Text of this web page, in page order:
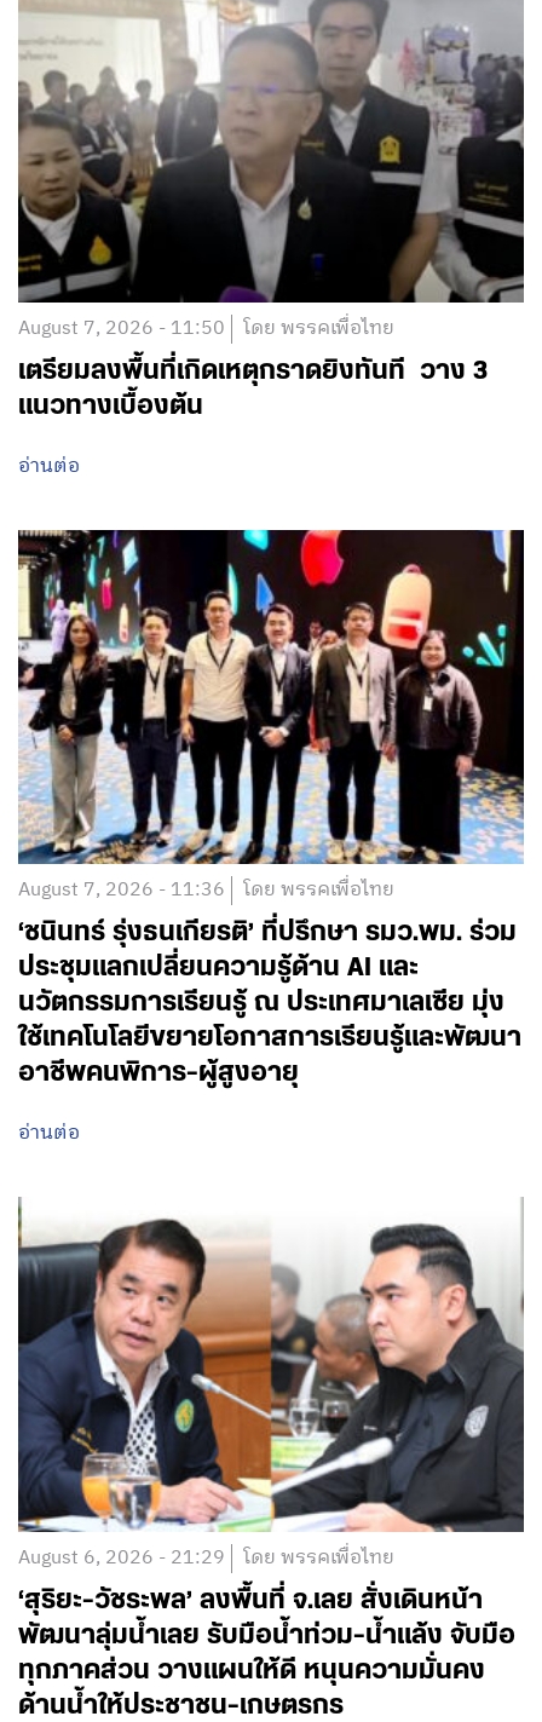
August 7, 2026 - 11:50 โดย พรรคเพื่อไทย
เตรียมลงพื้นที่เกิดเหตุกราดยิงทันที วาง 3
แนวทางเบื้องต้น
อ่านต่อ
August 7, 2026 - 11:36 โดย พรรคเพื่อไทย
‘ชนินทร์ รุ่งธนเกียรติ’ ที่ปรึกษา รมว.พม. ร่วม
ประชุมแลกเปลี่ยนความรู้ด้าน AI และ
นวัตกรรมการเรียนรู้ ณ ประเทศมาเลเซีย มุ่ง
ใช้เทคโนโลยีขยายโอกาสการเรียนรู้และพัฒนา
อาชีพคนพิการ-ผู้สูงอายุ
อ่านต่อ
August 6, 2026 - 21:29 โดย พรรคเพื่อไทย
‘สุริยะ-วัชระพล’ ลงพื้นที่ จ.เลย สั่งเดินหน้า
พัฒนาลุ่มน้ำเลย รับมือน้ำท่วม-น้ำแล้ง จับมือ
ทุกภาคส่วน วางแผนให้ดี หนุนความมั่นคง
ด้านน้ำให้ประชาชน-เกษตรกร